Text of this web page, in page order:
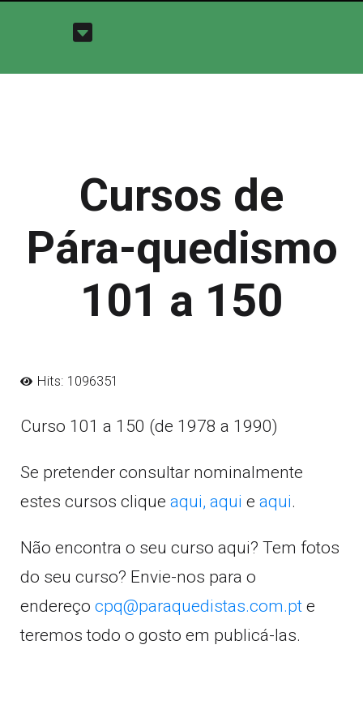
Cursos de
Pára-quedismo
101 a 150
Hits: 1096351
Curso 101 a 150 (de 1978 a 1990)
Se pretender consultar nominalmente
estes cursos clique aqui, aqui e aqui.
Não encontra o seu curso aqui? Tem fotos
do seu curso? Envie-nos para o
endereço cpq@paraquedistas.com.pt e
teremos todo o gosto em publicá-las.